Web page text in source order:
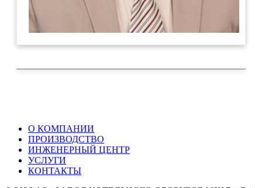
О КОМПАНИИ
ПРОИЗВОДСТВО
ИНЖЕНЕРНЫЙ ЦЕНТР
УСЛУГИ
КОНТАКТЫ